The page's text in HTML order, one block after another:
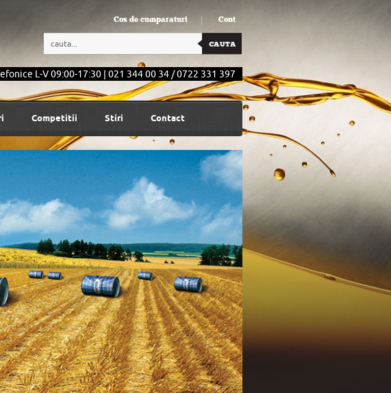
Cos de cumparaturi Cont
L-V 09:00-17:30 | 021 344 00 34 / 0722 331 397
Competitii Stiri Contact